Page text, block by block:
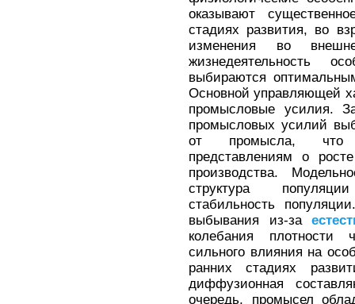
оказывают
стадиях развития, во
изменения во
жизнедеятельность
выбираются
Основной управляющей
промысловые усилия.
промысловых усилий
от промысла, что
представлениям о
производства.
структура
стабильность
выбывания из-за
колебания плотности
сильного влияния на
ранних стадиях
диффузионная
очередь, промысел